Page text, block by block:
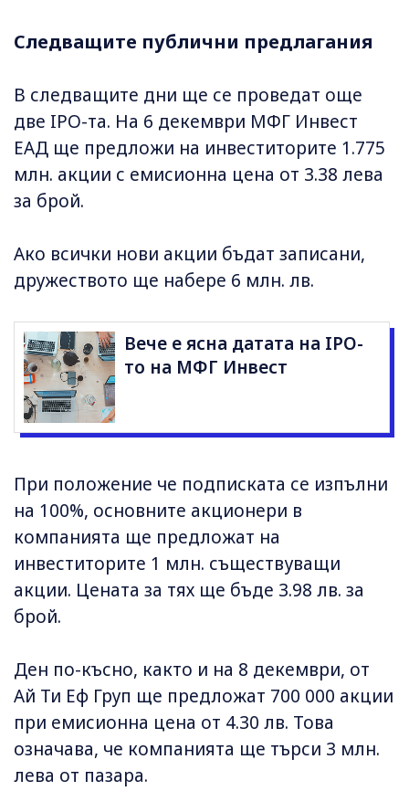
Следващите публични предлагания
В следващите дни ще се проведат още
две IPO-та. На 6 декември МФГ Инвест
ЕАД ще предложи на инвеститорите 1.775
млн. акции с емисионна цена от 3.38 лева
за брой.
Ако всички нови акции бъдат записани,
дружеството ще набере 6 млн. лв.
Вече е ясна датата на IPO-
то на МФГ Инвест
При положение че подписката се изпълни
на 100%, основните акционери в
компанията ще предложат на
инвеститорите 1 млн. съществуващи
акции. Цената за тях ще бъде 3.98 лв. за
брой.
Ден по-късно, както и на 8 декември, от
Ай Ти Еф Груп ще предложат 700 000 акции
при емисионна цена от 4.30 лв. Това
означава, че компанията ще търси 3 млн.
лева от пазара.